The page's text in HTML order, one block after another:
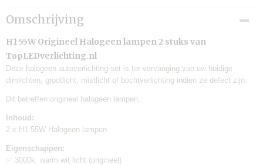
Productcode
2x H1 Halogeen
Levertijd:
één werkdag
Merk:
TLVX
€0,95
Omschrijving
H1 55W Origineel Halogeen lampen 2 stuks van
TopLEDverlichting.nl
Deze halogeen autoverlichting-set is ter vervanging van uw huidige
dimlichten, grootlicht, mistlicht of bochtverlichting indien ze defect zijn.
Dit betreffen origineel halogeen lampen.
Inhoud:
2 x H1 55W Halogeen lampen
Eigenschappen:
✅ 3000k: warm wit licht (origineel)